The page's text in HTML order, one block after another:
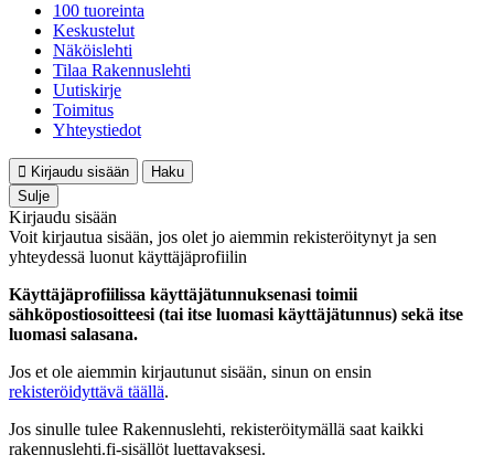
100 tuoreinta
Keskustelut
Näköislehti
Tilaa Rakennuslehti
Uutiskirje
Toimitus
Yhteystiedot
Kirjaudu sisään
Haku
Sulje
Kirjaudu sisään
Voit kirjautua sisään, jos olet jo aiemmin rekisteröitynyt ja sen
yhteydessä luonut käyttäjäprofiilin
Käyttäjäprofiilissa käyttäjätunnuksenasi toimii
sähköpostiosoitteesi (tai itse luomasi käyttäjätunnus) sekä itse
luomasi salasana.
Jos et ole aiemmin kirjautunut sisään, sinun on ensin
rekisteröidyttävä täällä.
Jos sinulle tulee Rakennuslehti, rekisteröitymällä saat kaikki
rakennuslehti.fi-sisällöt luettavaksesi.